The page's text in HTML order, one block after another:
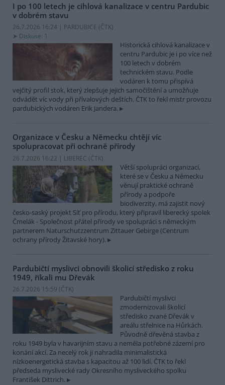
I po 100 letech je cihlová kanalizace v centru Pardubic
v dobrém stavu
26.7.2026 16:24 | PARDUBICE (ČTK)
Diskuse: 1
Historická cihlová kanalizace v
centru Pardubic je i po více než
100 letech v dobrém
technickém stavu. Podle
vodáren k tomu přispívá
vejčitý profil stok, který zlepšuje jejich samočištění a umožňuje
odvádět víc vody při přívalových deštích. ČTK to řekl mistr provozu
pardubických vodáren Erik Jandera.
Organizace v Česku a Německu chtějí víc
spolupracovat při ochraně přírody
26.7.2026 16:22 | LIBEREC (ČTK)
Větší spolupráci organizací,
které se v Česku a Německu
věnují praktické ochraně
přírody a podpoře
biodiverzity, má zajistit nový
česko-saský projekt Síť pro přírodu, který připravil liberecký spolek
Čmelák - Společnost přátel přírody ve spolupráci s německým
partnerem Naturschutzzentrum Zittauer Gebirge (Centrum
ochrany přírody Žitavské hory).
Pardubičtí myslivci obnovili školicí středisko z roku
1949, říkali mu Dřevák
26.7.2026 15:59 (ČTK)
Pardubičtí myslivci
zmodernizovali školicí
středisko zvané Dřevák v
areálu střelnice na Hůrkách.
Původně dřevěná stavba z
roku 1949 byla v havarijním stavu a neměla potřebné zázemí pro
konání akcí. Za necelý rok ji nahradila minimalistická
nízkoenergetická stavba s kapacitou až 100 lidí. ČTK to řekl
předseda myslivecké rady Okresního mysliveckého spolku
František Dittrich.